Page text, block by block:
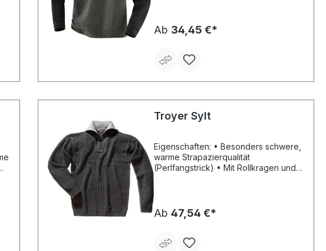
Ab 34,45 €*
Troyer Sylt
Eigenschaften: • Besonders schwere,
warme Strapazierqualität
(Perlfangstrick) • Mit Rollkragen und
Ab 47,54 €*